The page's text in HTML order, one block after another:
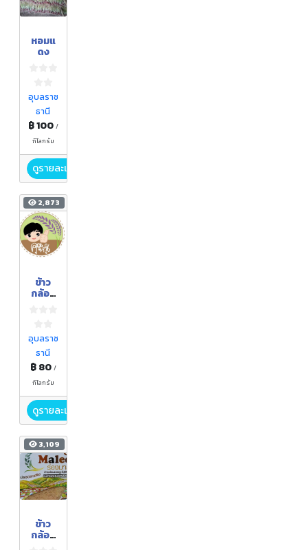
หอมแ
ดง
อุบลราช
ธานี
฿ 100 /
กิโลกรัม
ดูรายละเอียด
2,873
ข้าว
กล้อง
Orga
nic
100%
อุบลราช
ธานี
฿ 80 /
กิโลกรัม
ดูรายละเอียด
3,109
ข้าว
กล้อง